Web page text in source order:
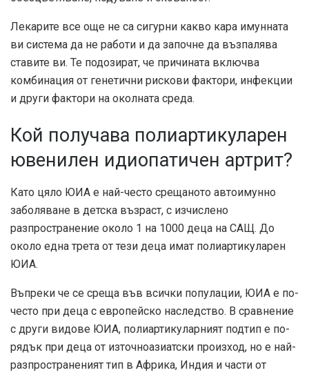
Лекарите все още не са сигурни какво кара имунната
ви система да не работи и да започне да възпалява
ставите ви. Те подозират, че причината включва
комбинация от генетични рискови фактори, инфекции
и други фактори на околната среда.
Кой получава полиартикуларен
ювенилен идиопатичен артрит?
Като цяло ЮИА е най-често срещаното автоимунно
заболяване в детска възраст, с изчислено
разпространение около 1 на 1000 деца на САЩ. До
около една трета от тези деца имат полиартикуларен
ЮИА.
Въпреки че се среща във всички популации, ЮИА е по-
често при деца с европейско наследство. В сравнение
с други видове ЮИА, полиартикуларният подтип е по-
рядък при деца от източноазиатски произход, но е най-
разпространеният тип в Африка, Индия и части от